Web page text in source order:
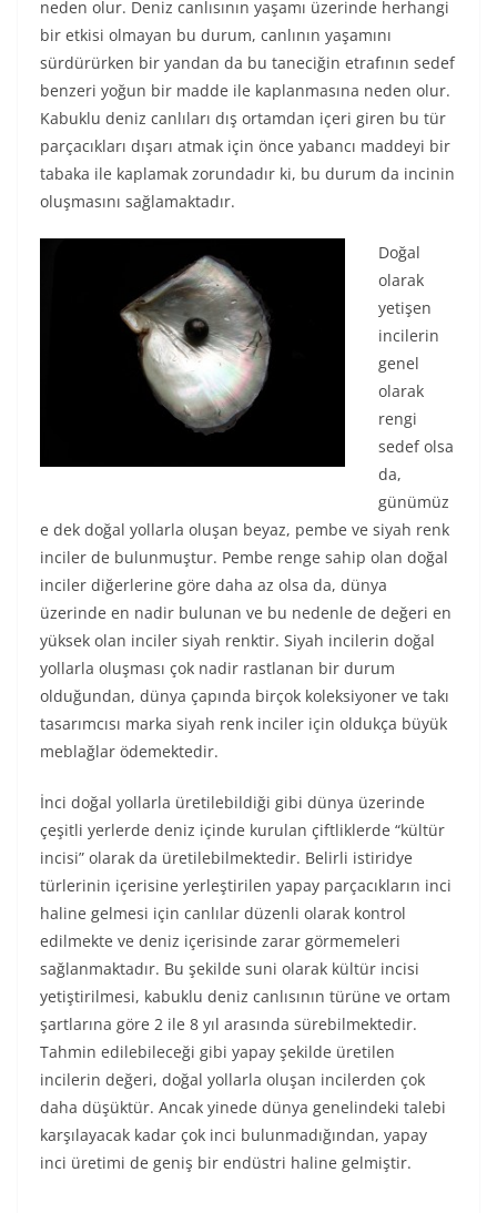
neden olur. Deniz canlısının yaşamı üzerinde herhangi
bir etkisi olmayan bu durum, canlının yaşamını
sürdürürken bir yandan da bu taneciğin etrafının sedef
benzeri yoğun bir madde ile kaplanmasına neden olur.
Kabuklu deniz canlıları dış ortamdan içeri giren bu tür
parçacıkları dışarı atmak için önce yabancı maddeyi bir
tabaka ile kaplamak zorundadır ki, bu durum da incinin
oluşmasını sağlamaktadır.
Doğal
olarak
yetişen
incilerin
genel
olarak
rengi
sedef olsa
da,
günümüz
e dek doğal yollarla oluşan beyaz, pembe ve siyah renk
inciler de bulunmuştur. Pembe renge sahip olan doğal
inciler diğerlerine göre daha az olsa da, dünya
üzerinde en nadir bulunan ve bu nedenle de değeri en
yüksek olan inciler siyah renktir. Siyah incilerin doğal
yollarla oluşması çok nadir rastlanan bir durum
olduğundan, dünya çapında birçok koleksiyoner ve takı
tasarımcısı marka siyah renk inciler için oldukça büyük
meblağlar ödemektedir.
İnci doğal yollarla üretilebildiği gibi dünya üzerinde
çeşitli yerlerde deniz içinde kurulan çiftliklerde “kültür
incisi” olarak da üretilebilmektedir. Belirli istiridye
türlerinin içerisine yerleştirilen yapay parçacıkların inci
haline gelmesi için canlılar düzenli olarak kontrol
edilmekte ve deniz içerisinde zarar görmemeleri
sağlanmaktadır. Bu şekilde suni olarak kültür incisi
yetiştirilmesi, kabuklu deniz canlısının türüne ve ortam
şartlarına göre 2 ile 8 yıl arasında sürebilmektedir.
Tahmin edilebileceği gibi yapay şekilde üretilen
incilerin değeri, doğal yollarla oluşan incilerden çok
daha düşüktür. Ancak yinede dünya genelindeki talebi
karşılayacak kadar çok inci bulunmadığından, yapay
inci üretimi de geniş bir endüstri haline gelmiştir.